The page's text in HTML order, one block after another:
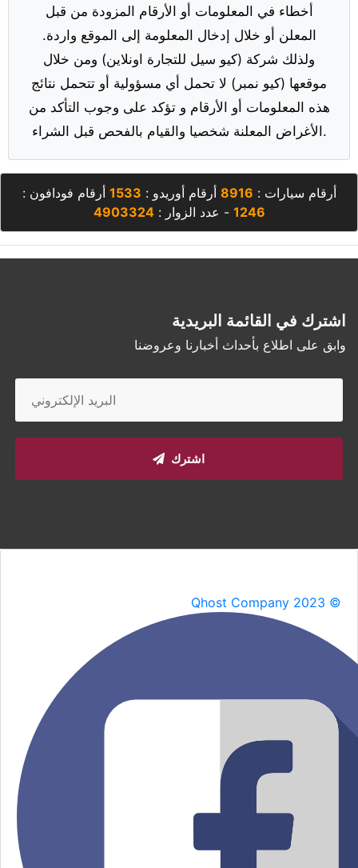
أخطاء في المعلومات أو الأرقام المزودة من قبل
المعلن أو خلال إدخال المعلومة إلى الموقع واردة.
ولذلك شركة (كيو سيل للتجارة اونلاين) ومن خلال
موقعها (كيو نمبر) لا تحمل أي مسؤولية أو تتحمل نتائج
هذه المعلومات أو الأرقام و تؤكد على وجوب التأكد من
الأغراض المعلنة شخصيا والقيام بالفحص قبل الشراء.
أرقام سيارات : 8916 أرقام أوريدو : 1533 أرقام فودافون :
1246 - عدد الزوار :4903324
اشترك في القائمة البريدية
وابق على اطلاع بأحداث أخبارنا وعروضنا
اشترك
Qhost Company 2023 ©